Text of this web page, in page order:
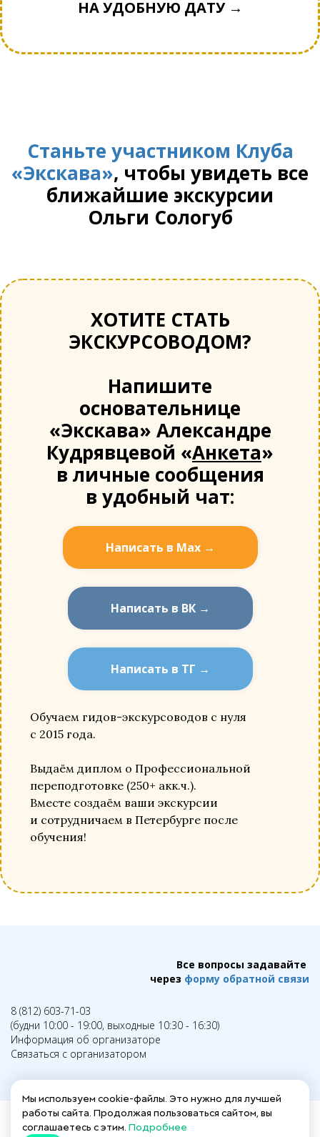
НА УДОБНУЮ ДАТУ →
Станьте участником Клуба
«Экскава», чтобы увидеть все
ближайшие экскурсии
Ольги Сологуб
ХОТИТЕ СТАТЬ
ЭКСКУРСОВОДОМ?
Напишите
основательнице
«Экскава» Александре
Кудрявцевой «Анкета»
в личные сообщения
в удобный чат:
Написать в Мах →
Написать в ВК →
Написать в ТГ →
Обучаем гидов-экскурсоводов с нуля
с 2015 года.
Выдаём диплом о Профессиональной
переподготовке (250+ акк.ч.).
Вместе создаём ваши экскурсии
и сотрудничаем в Петербурге после
обучения!
Все вопросы задавайте
через форму обратной связи
8 (812) 603-71-03
(будни 10:00 - 19:00, выходные 10:30 - 16:30)
Информация об организаторе
Связаться с организатором
Мы используем cookie-файлы. Это нужно для лучшей
работы сайта. Продолжая пользоваться сайтом, вы
соглашаетесь с этим. Подробнее